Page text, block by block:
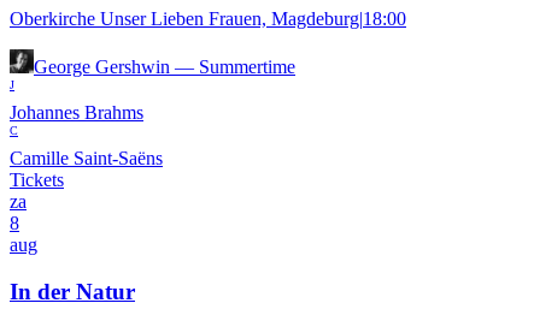
Oberkirche Unser Lieben Frauen, Magdeburg|18:00
George Gershwin — Summertime
J
Johannes Brahms
C
Camille Saint-Saëns
Tickets
za
8
aug
In der Natur